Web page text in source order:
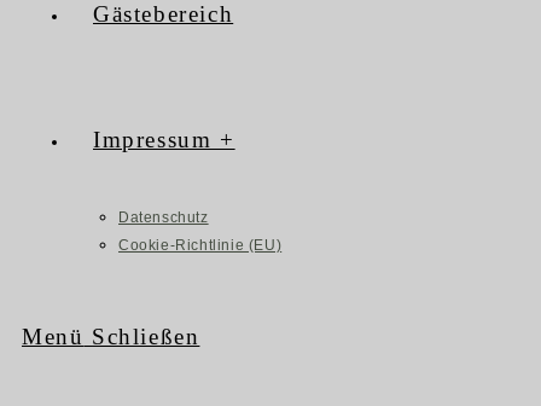
Gästebereich
Impressum +
Datenschutz
Cookie-Richtlinie (EU)
Menü Schließen